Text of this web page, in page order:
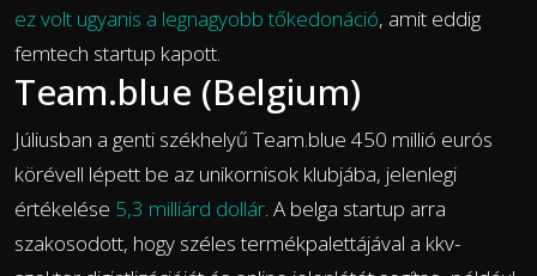
ez volt ugyanis a legnagyobb tőkedonáció, amit eddig
femtech startup kapott.
Team.blue (Belgium)
Júliusban a genti székhelyű Team.blue 450 millió eurós
körévell lépett be az unikornisok klubjába, jelenlegi
értékelése 5,3 milliárd dollár. A belga startup arra
szakosodott, hogy széles termékpalettájával a kkv-